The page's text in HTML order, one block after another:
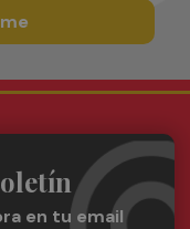
en tu email